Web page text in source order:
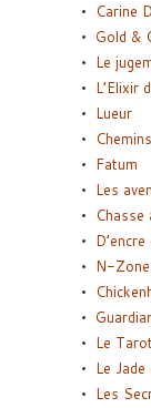
Carine
Gold &
Le
L’Elixir
Lueur
Fatum
Les
Chasse
N-
Le
Le
Les